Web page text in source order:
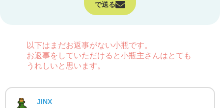
で送る
以下はまだお返事がない小瓶です。
お返事をしていただけると小瓶主さんはとても
うれしいと思います。
JINX